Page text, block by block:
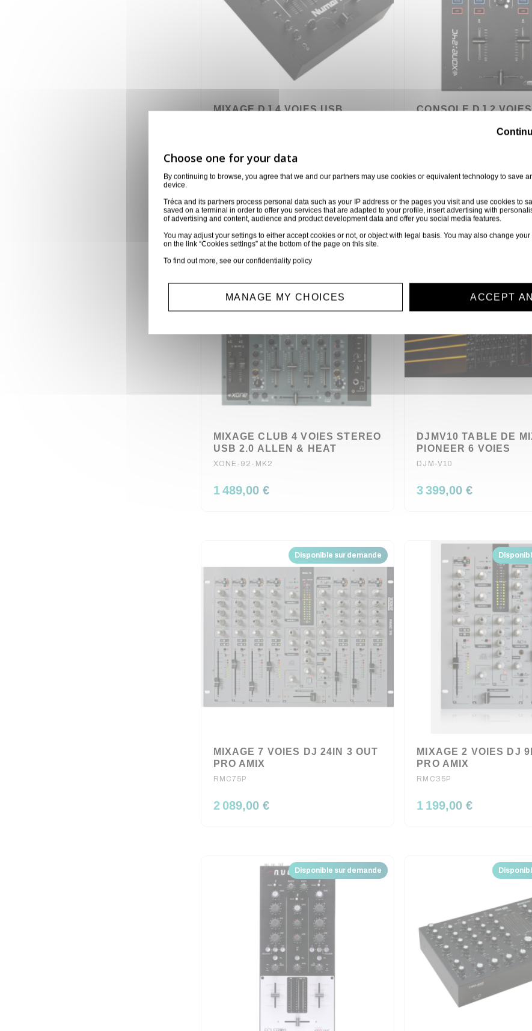
MIXAGE DJ 4 VOIES USB
299,00 €
CONSOLE DJ 2
479,00 €
Disponible sur demande
MIXAGE CLUB 4 VOIES STEREO
USB 2.0 ALLEN & HEAT
XONE-92-MK2
1 489,00 €
DJMV10 TABLE DE
PIONEER 6 VOIES
DJM-V10
3 399,00 €
Disponible sur demande
MIXAGE 7 VOIES DJ 24IN 3 OUT
PRO AMIX
RMC75P
2 089,00 €
MIXAGE 2 VOIES DJ
PRO AMIX
RMC35P
1 199,00 €
Disponible sur demande
By continuing to browse, you agree that we and our partners may use cookies or equivalent technology to save
device.
Tréca and its partners process personal data such as your IP address or the pages you visit and use cookies to
saved on a terminal in order to offer you services that are adapted to your profile, insert advertising with
of advertising and content, audience and product development data and offer you social media features.
You may adjust your settings to either accept cookies or not, or object with legal basis. You may also change
on the link “Cookies settings” at the bottom of the page on this site.
To find out more, see our confidentiality policy
MANAGE MY CHOICES ACCEPT